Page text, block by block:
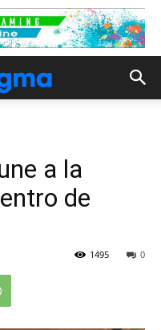
a la
de
0
1495